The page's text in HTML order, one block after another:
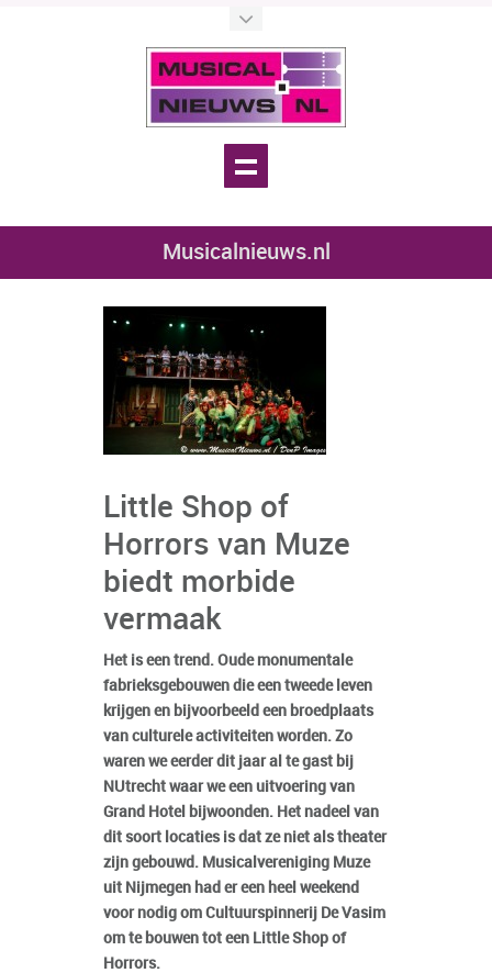
Musicalnieuws.nl
Little Shop of
Horrors van Muze
biedt morbide
vermaak
Het is een trend. Oude monumentale
fabrieksgebouwen die een tweede leven
krijgen en bijvoorbeeld een broedplaats
van culturele activiteiten worden. Zo
waren we eerder dit jaar al te gast bij
NUtrecht waar we een uitvoering van
Grand Hotel bijwoonden. Het nadeel van
dit soort locaties is dat ze niet als theater
zijn gebouwd. Musicalvereniging Muze
uit Nijmegen had er een heel weekend
voor nodig om Cultuurspinnerij De Vasim
om te bouwen tot een Little Shop of
Horrors.